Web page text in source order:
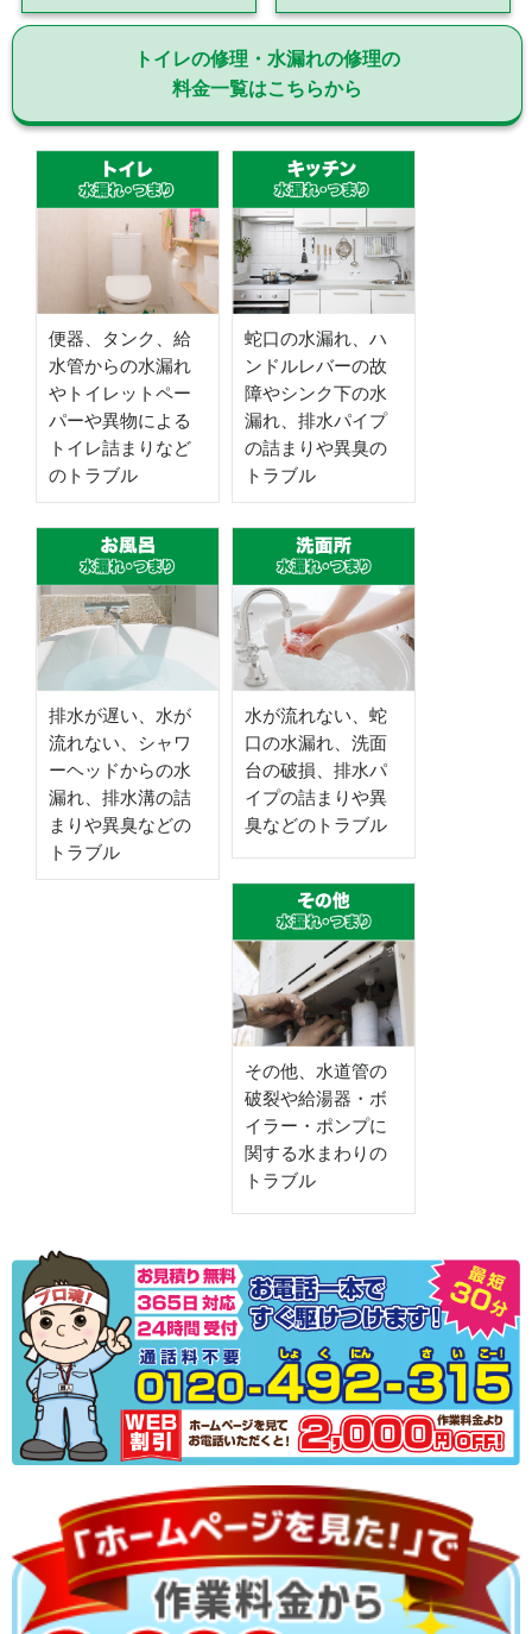
トイレの修理・水漏れの修理の
料金一覧はこちらから
便器、タンク、給
水管からの水漏れ
やトイレットペー
パーや異物による
トイレ詰まりなど
のトラブル
蛇口の水漏れ、ハ
ンドルレバーの故
障やシンク下の水
漏れ、排水パイプ
の詰まりや異臭の
トラブル
排水が遅い、水が
流れない、シャワ
ーヘッドからの水
漏れ、排水溝の詰
まりや異臭などの
トラブル
水が流れない、蛇
口の水漏れ、洗面
台の破損、排水パ
イプの詰まりや異
臭などのトラブル
その他、水道管の
破裂や給湯器・ボ
イラー・ポンプに
関する水まわりの
トラブル